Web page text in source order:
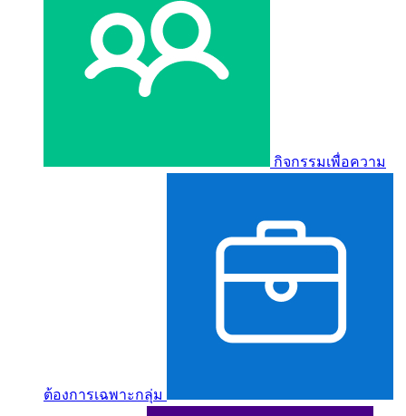
กิจกรรมเพื่อความ
ต้องการเฉพาะกลุ่ม